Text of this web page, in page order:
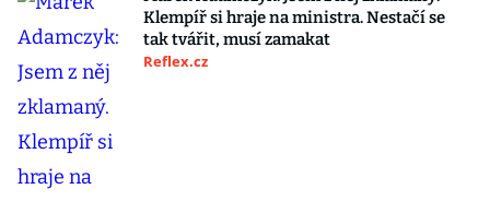
Klempíř si hraje na ministra. Nestačí se
tak tvářit, musí zamakat
Reflex.cz